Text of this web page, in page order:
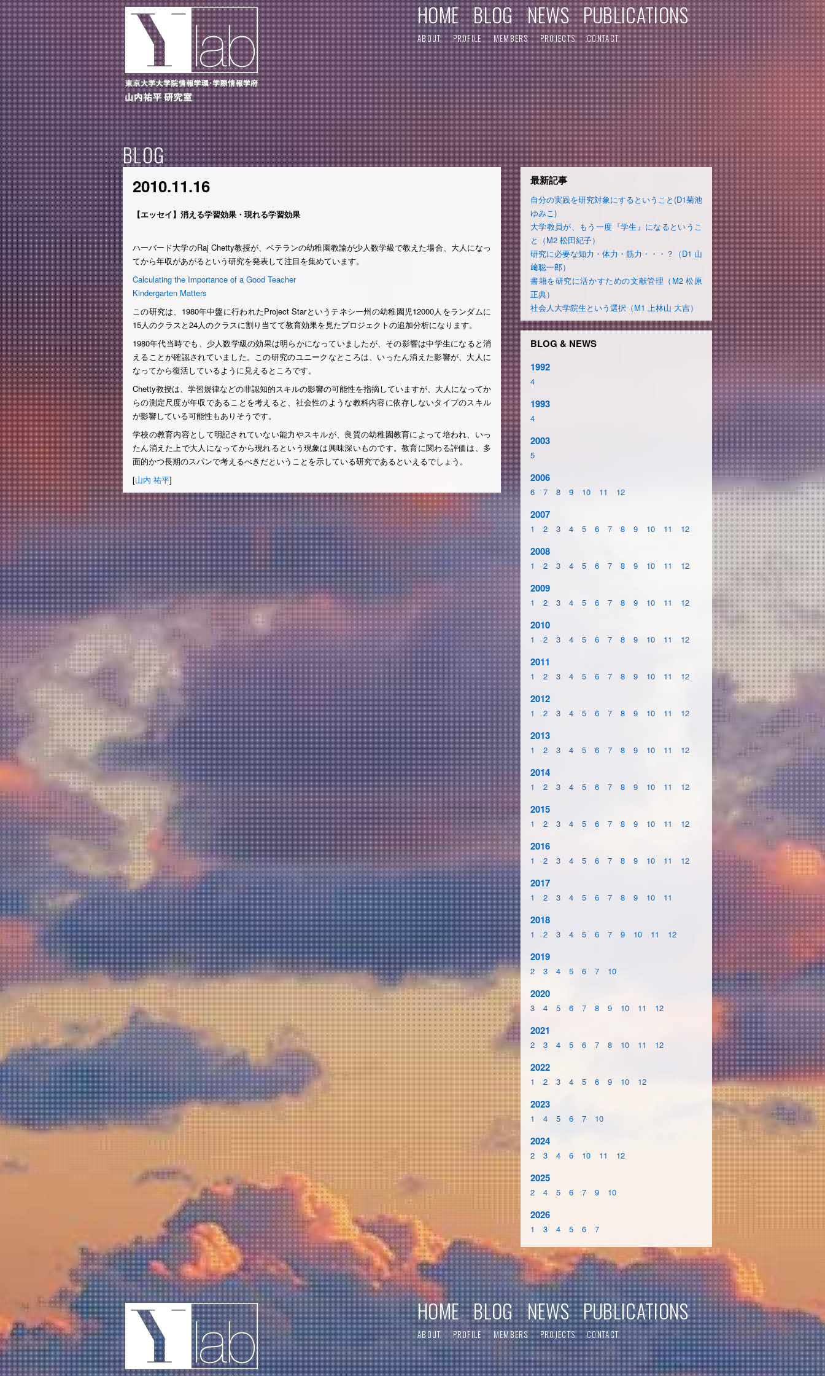
HOME BLOG NEWS PUBLICATIONS
ABOUT PROFILE MEMBERS PROJECTS CONTACT
BLOG
2010.11.16
【エッセイ】消える学習効果・現れる学習効果
ハーバード大学のRaj Chetty教授が、ベテランの幼稚園教諭が少人数学級で教えた場合、大人になっ
てから年収があがるという研究を発表して注目を集めています。
Calculating the Importance of a Good Teacher
Kindergarten Matters
この研究は、1980年中盤に行われたProject Starというテネシー州の幼稚園児12000人をランダムに
15人のクラスと24人のクラスに割り当てて教育効果を見たプロジェクトの追加分析になります。
1980年代当時でも、少人数学級の効果は明らかになっていましたが、その影響は中学生になると消
えることが確認されていました。この研究のユニークなところは、いったん消えた影響が、大人に
なってから復活しているように見えるところです。
Chetty教授は、学習規律などの非認知的スキルの影響の可能性を指摘していますが、大人になってか
らの測定尺度が年収であることを考えると、社会性のような教科内容に依存しないタイプのスキル
が影響している可能性もありそうです。
学校の教育内容として明記されていない能力やスキルが、良質の幼稚園教育によって培われ、いっ
たん消えた上で大人になってから現れるという現象は興味深いものです。教育に関わる評価は、多
面的かつ長期のスパンで考えるべきだということを示している研究であるといえるでしょう。
[山内 祐平]
最新記事
自分の実践を研究対象にするということ(D1菊池
ゆみこ)
大学教員が、もう一度『学生』になるというこ
と（M2 松田紀子）
研究に必要な知力・体力・筋力・・・？（D1 山
﨑聡一郎）
書籍を研究に活かすための文献管理（M2 松原
正典）
社会人大学院生という選択（M1 上林山 大吉）
BLOG & NEWS
1992
4
1993
4
2003
5
2006
6 7 8 9 10 11 12
2007
1 2 3 4 5 6 7 8 9 10 11 12
2008
1 2 3 4 5 6 7 8 9 10 11 12
2009
1 2 3 4 5 6 7 8 9 10 11 12
2010
1 2 3 4 5 6 7 8 9 10 11 12
2011
1 2 3 4 5 6 7 8 9 10 11 12
2012
1 2 3 4 5 6 7 8 9 10 11 12
2013
1 2 3 4 5 6 7 8 9 10 11 12
2014
1 2 3 4 5 6 7 8 9 10 11 12
2015
1 2 3 4 5 6 7 8 9 10 11 12
2016
1 2 3 4 5 6 7 8 9 10 11 12
2017
1 2 3 4 5 6 7 8 9 10 11
2018
1 2 3 4 5 6 7 9 10 11 12
2019
2 3 4 5 6 7 10
2020
3 4 5 6 7 8 9 10 11 12
2021
2 3 4 5 6 7 8 10 11 12
2022
1 2 3 4 5 6 9 10 12
2023
1 4 5 6 7 10
2024
2 3 4 6 10 11 12
2025
2 4 5 6 7 9 10
2026
1 3 4 5 6 7
HOME BLOG NEWS PUBLICATIONS
ABOUT PROFILE MEMBERS PROJECTS CONTACT